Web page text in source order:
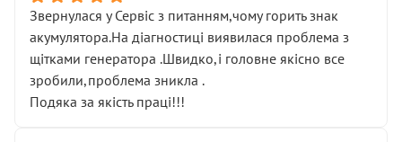
Звернулася у Сервіс з питанням,чому горить знак
акумулятора.На діагностиці виявилася проблема з
щітками генератора .Швидко,і головне якісно все
зробили,проблема зникла .
Подяка за якість праці!!!